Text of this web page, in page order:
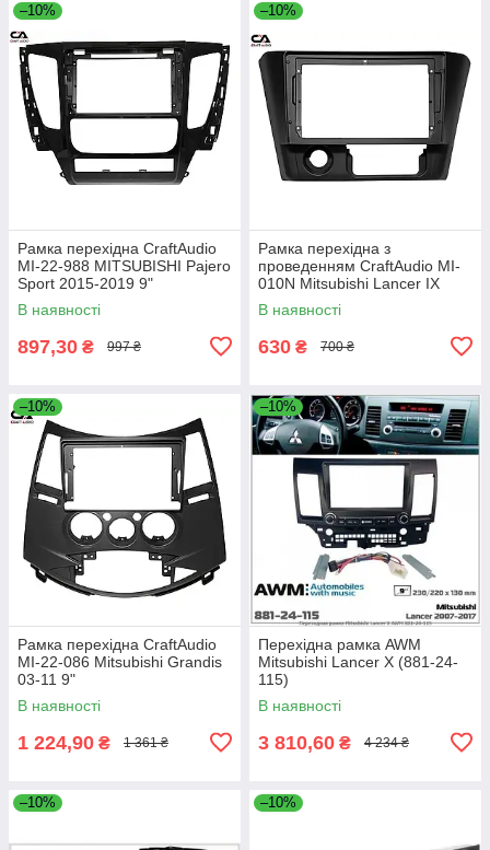
–10%
Рамка перехідна CraftAudio
MI-22-988 MITSUBISHI Pajero
Sport 2015-2019 9"
В наявності
897,30 ₴ 997 ₴
–10%
Рамка перехідна з
проведенням CraftAudio MI-
010N Mitsubishi Lancer IX
(China) 06-12 9"
В наявності
630 ₴ 700 ₴
–10%
Рамка перехідна CraftAudio
MI-22-086 Mitsubishi Grandis
03-11 9"
В наявності
1 224,90 ₴ 1 361 ₴
–10%
Перехідна рамка AWM
Mitsubishi Lancer X (881-24-
115)
В наявності
3 810,60 ₴ 4 234 ₴
–10% –10%